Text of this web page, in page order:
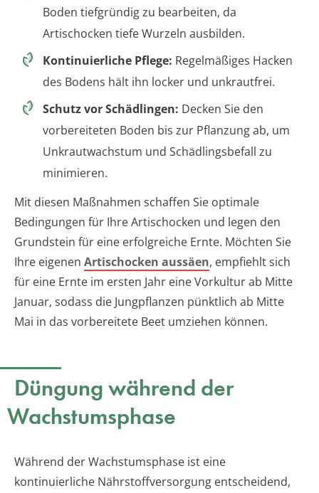
Boden tiefgründig zu bearbeiten, da
Artischocken tiefe Wurzeln ausbilden.
Kontinuierliche Pflege: Regelmäßiges Hacken
des Bodens hält ihn locker und unkrautfrei.
Schutz vor Schädlingen: Decken Sie den
vorbereiteten Boden bis zur Pflanzung ab, um
Unkrautwachstum und Schädlingsbefall zu
minimieren.
Mit diesen Maßnahmen schaffen Sie optimale
Bedingungen für Ihre Artischocken und legen den
Grundstein für eine erfolgreiche Ernte. Möchten Sie
Ihre eigenen Artischocken aussäen, empfiehlt sich
für eine Ernte im ersten Jahr eine Vorkultur ab Mitte
Januar, sodass die Jungpflanzen pünktlich ab Mitte
Mai in das vorbereitete Beet umziehen können.
Düngung während der
Wachstumsphase
Während der Wachstumsphase ist eine
kontinuierliche Nährstoffversorgung entscheidend,